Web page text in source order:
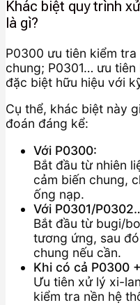
Khác biệt quy trình
là gì?
P0300 ưu tiên kiểm
chung; P0301… ưu
đặc biệt hữu hiệu với
Cụ thể, khác biệt này
đoán đáng kể:
Với P0300:
Bắt đầu từ nhiên
cảm biến chung,
ống nạp.
Với P0301/
Bắt đầu từ bugi/
tương ứng, sau
chung nếu cần.
Khi có cả P0300
Ưu tiên xử lý xi-
kiểm tra nền hệ